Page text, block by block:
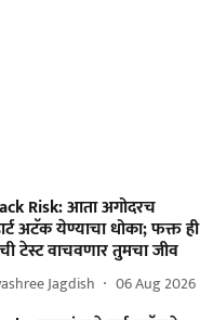
Risk: आता अगोदरच
अटॅक येण्याचा धोका; फक्त ही
टेस्ट वाचवणार तुमचा जीव
Jagdish 06 Aug 2026